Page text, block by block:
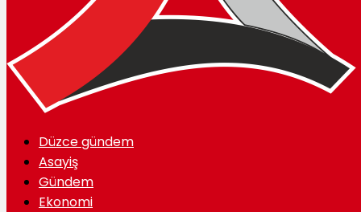
Düzce gündem
Asayiş
Gündem
Ekonomi